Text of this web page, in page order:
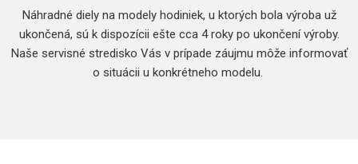
Náhradné diely na modely hodiniek, u ktorých bola výroba už
ukončená, sú k dispozícii ešte cca 4 roky po ukončení výroby.
Naše servisné stredisko Vás v prípade záujmu môže informovať
o situácii u konkrétneho modelu.